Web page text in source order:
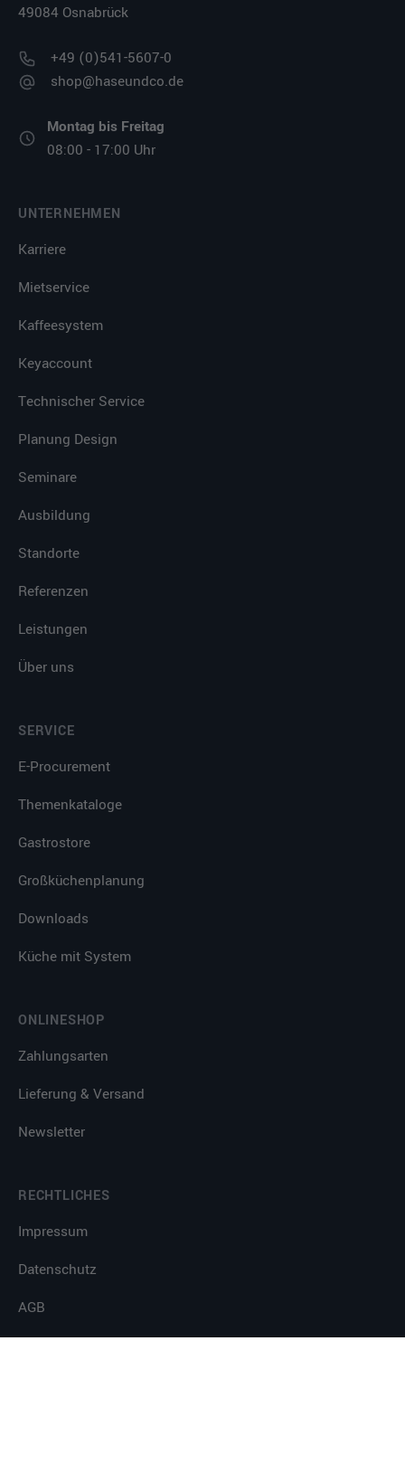
49084 Osnabrück
+49 (0)541-5607-0
shop@haseundco.de
Montag bis Freitag
08:00 - 17:00 Uhr
UNTERNEHMEN
Karriere
Mietservice
Kaffeesystem
Keyaccount
Technischer Service
Planung Design
Seminare
Ausbildung
Standorte
Referenzen
Leistungen
Über uns
SERVICE
E-Procurement
Themenkataloge
Gastrostore
Großküchenplanung
Downloads
Küche mit System
ONLINESHOP
Zahlungsarten
Lieferung & Versand
Newsletter
RECHTLICHES
Impressum
Datenschutz
AGB